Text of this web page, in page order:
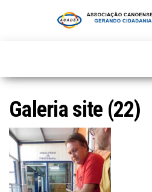
Galeria site (22)